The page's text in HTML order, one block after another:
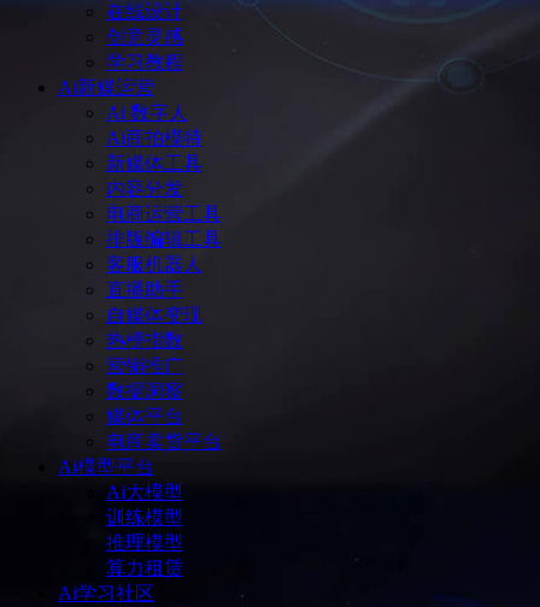
在线设计
创意灵感
学习教程
Ai新媒运营
Ai 数字人
Ai商拍模特
新媒体工具
内容分发
电商运营工具
排版编辑工具
客服机器人
直播助手
自媒体变现
热榜指数
营销推广
数据洞察
媒体平台
电商卖货平台
Ai模型平台
Ai大模型
训练模型
推理模型
算力租赁
Ai学习社区